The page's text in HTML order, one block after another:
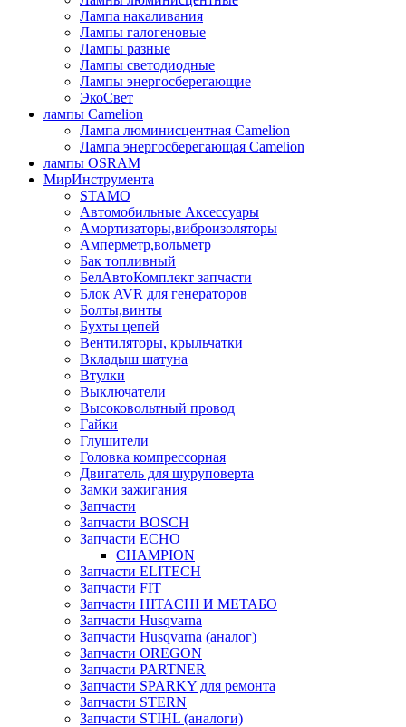
Лампа накаливания
Лампы галогеновые
Лампы разные
Лампы светодиодные
Лампы энергосберегающие
ЭкоСвет
лампы Camelion
Лампа люминисцентная Сamelion
Лампа энергосберегающая Сamelion
лампы OSRAM
МирИнструмента
STAMO
Автомобильные Аксессуары
Амортизаторы,виброизоляторы
Амперметр,вольметр
Бак топливный
БелАвтоКомплект запчасти
Блок AVR для генераторов
Болты,винты
Бухты цепей
Вентиляторы, крыльчатки
Вкладыш шатуна
Втулки
Выключатели
Высоковольтный провод
Гайки
Глушители
Головка компрессорная
Двигатель для шуруповерта
Замки зажигания
Запчасти
Запчасти BOSCH
Запчасти ECHO
CHAMPION
Запчасти ELITECH
Запчасти FIT
Запчасти HITACHI И МЕТАБО
Запчасти Husqvarna
Запчасти Husqvarna (аналог)
Запчасти OREGON
Запчасти PARTNER
Запчасти SPARKY для ремонта
Запчасти STERN
Запчасти STIHL (аналоги)